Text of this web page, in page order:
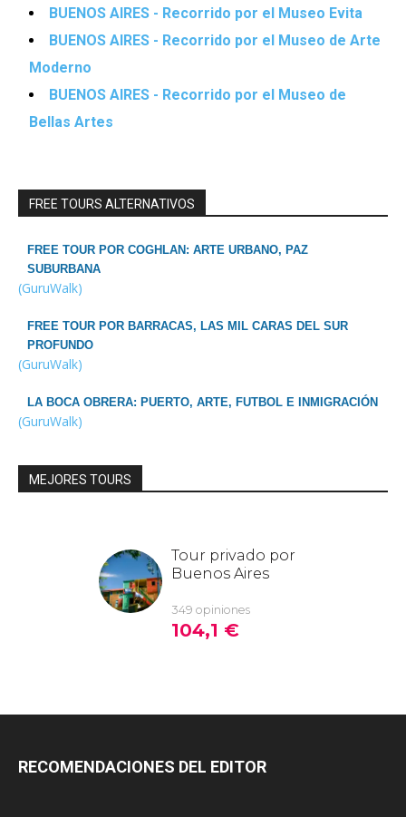
BUENOS AIRES - Recorrido por el Museo Evita
BUENOS AIRES - Recorrido por el Museo de Arte
Moderno
BUENOS AIRES - Recorrido por el Museo de
Bellas Artes
FREE TOURS ALTERNATIVOS
FREE TOUR POR COGHLAN: ARTE URBANO, PAZ
SUBURBANA
(GuruWalk)
FREE TOUR POR BARRACAS, LAS MIL CARAS DEL SUR
PROFUNDO
(GuruWalk)
LA BOCA OBRERA: PUERTO, ARTE, FUTBOL E INMIGRACIÓN
(GuruWalk)
MEJORES TOURS
RECOMENDACIONES DEL EDITOR